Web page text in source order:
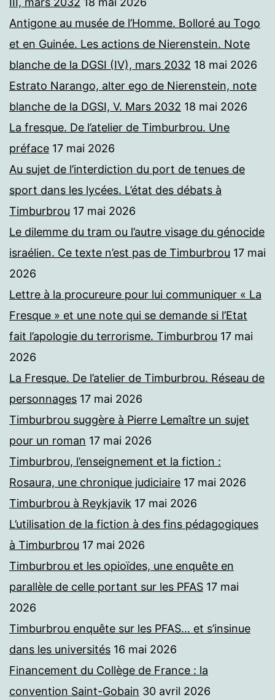
Antigone au musée de l’Homme. Bolloré au Togo
et en Guinée. Les actions de Nierenstein. Note
blanche de la DGSI (IV), mars 2032 18 mai 2026
Estrato Narango, alter ego de Nierenstein, note
blanche de la DGSI, V. Mars 2032 18 mai 2026
La fresque. De l’atelier de Timburbrou. Une
préface 17 mai 2026
Au sujet de l’interdiction du port de tenues de
sport dans les lycées. L’état des débats à
Timburbrou 17 mai 2026
Le dilemme du tram ou l’autre visage du génocide
israélien. Ce texte n’est pas de Timburbrou 17 mai
2026
Lettre à la procureure pour lui communiquer « La
Fresque » et une note qui se demande si l’Etat
fait l’apologie du terrorisme. Timburbrou 17 mai
2026
La Fresque. De l’atelier de Timburbrou. Réseau de
personnages 17 mai 2026
Timburbrou suggère à Pierre Lemaître un sujet
pour un roman 17 mai 2026
Timburbrou, l’enseignement et la fiction :
Rosaura, une chronique judiciaire 17 mai 2026
Timburbrou à Reykjavik 17 mai 2026
L’utilisation de la fiction à des fins pédagogiques
à Timburbrou 17 mai 2026
Timburbrou et les opioïdes, une enquête en
parallèle de celle portant sur les PFAS 17 mai
2026
Timburbrou enquête sur les PFAS… et s’insinue
dans les universités 16 mai 2026
Financement du Collège de France : la
convention Saint-Gobain 30 avril 2026